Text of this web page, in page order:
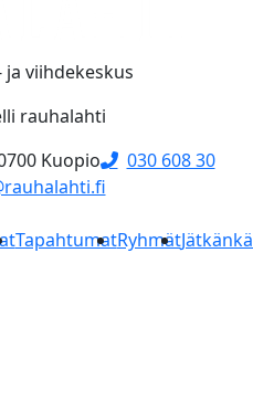
ja viihdekeskus
rauhalahti
Kuopio
030 608 30
TapahtumatRyhmät